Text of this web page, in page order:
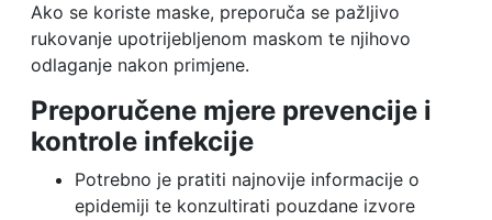
Ako se koriste maske, preporuča se pažljivo
rukovanje upotrijebljenom maskom te njihovo
odlaganje nakon primjene.
Preporučene mjere prevencije i
kontrole infekcije
Potrebno je pratiti najnovije informacije o
epidemiji te konzultirati pouzdane izvore